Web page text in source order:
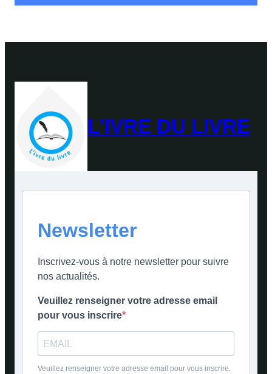
L'IVRE DU LIVRE
Newsletter
Inscrivez-vous à notre newsletter pour suivre
nos actualités.
Veuillez renseigner votre adresse email
pour vous inscrire
Veuillez renseigner votre adresse email pour vous inscrire.